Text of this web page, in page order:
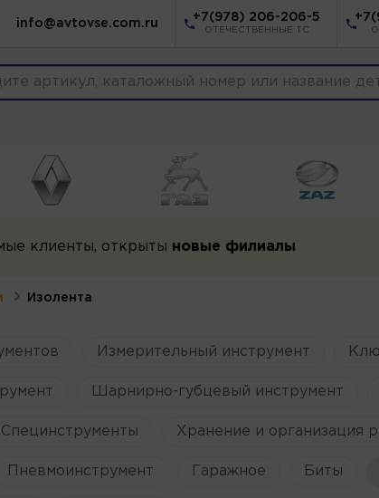
info@avtovse.com.ru
+7(978) 206-206-5
ОТЕЧЕСТВЕННЫЕ ТС
клиенты, открыты новые филиалы
Изолента
Измерительный инструмент
Шарнирно-губцевый инструмент
Специнструменты Хранение и организация
Пневмоинструмент Гаражное Биты